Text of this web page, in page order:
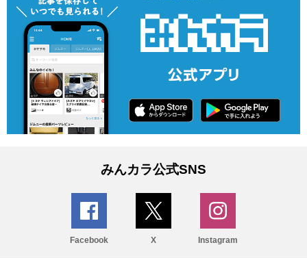
みんカラ公式SNS
Facebook X Instagram